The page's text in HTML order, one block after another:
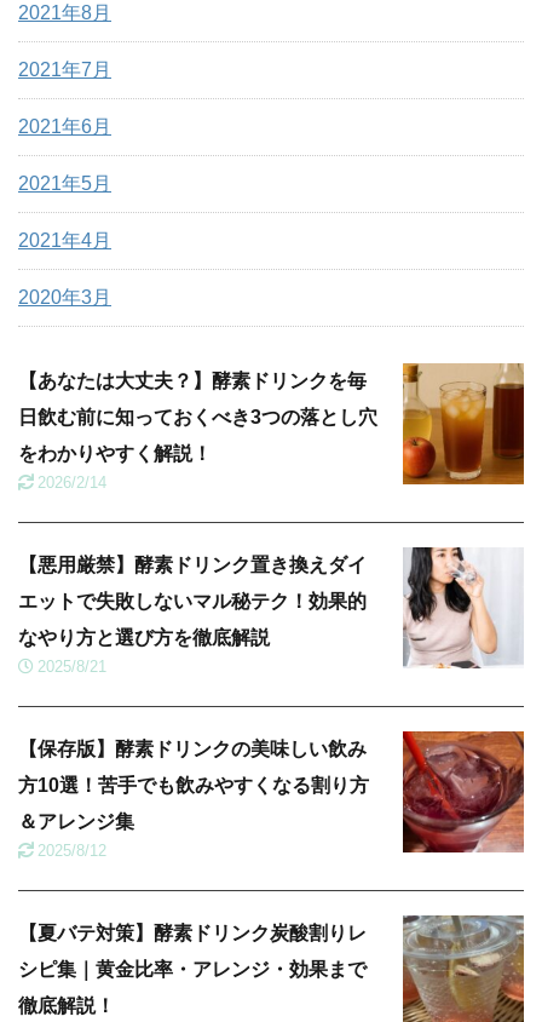
2021年8月
2021年7月
2021年6月
2021年5月
2021年4月
2020年3月
【あなたは大丈夫？】酵素ドリンクを毎
日飲む前に知っておくべき3つの落とし穴
をわかりやすく解説！
2026/2/14
【悪用厳禁】酵素ドリンク置き換えダイ
エットで失敗しないマル秘テク！効果的
なやり方と選び方を徹底解説
2025/8/21
【保存版】酵素ドリンクの美味しい飲み
方10選！苦手でも飲みやすくなる割り方
＆アレンジ集
2025/8/12
【夏バテ対策】酵素ドリンク炭酸割りレ
シピ集｜黄金比率・アレンジ・効果まで
徹底解説！